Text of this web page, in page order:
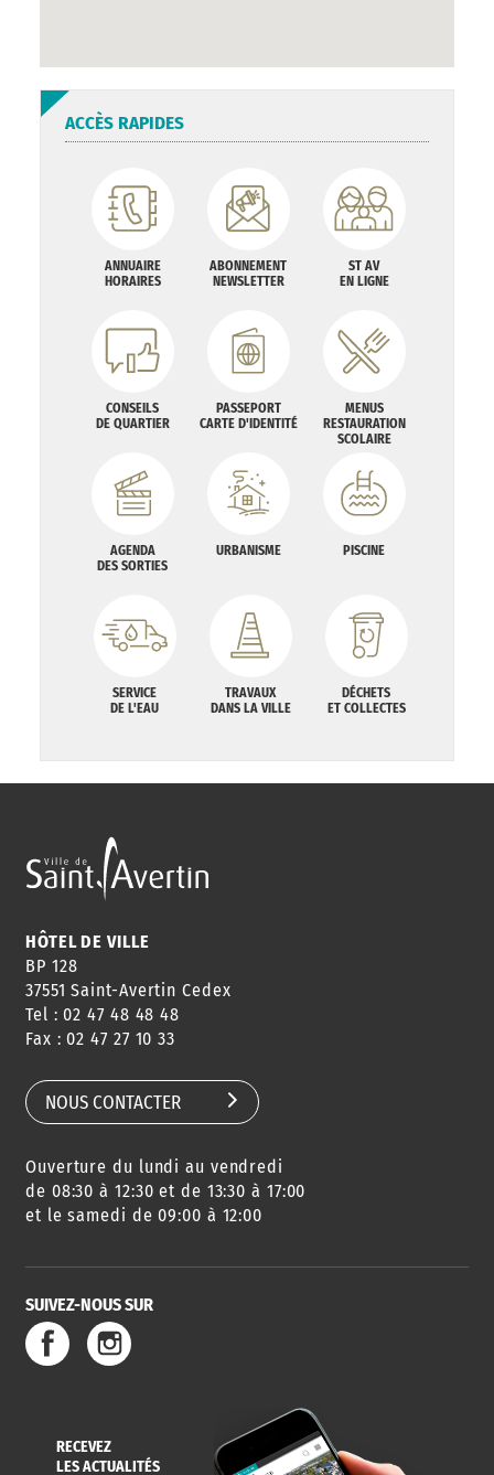
ACCÈS RAPIDES
ANNUAIRE
HORAIRES
ABONNEMENT
NEWSLETTER
ST AV
EN LIGNE
CONSEILS
DE QUARTIER
PASSEPORT
CARTE D'IDENTITÉ
MENUS
RESTAURATION
SCOLAIRE
AGENDA
DES SORTIES
URBANISME PISCINE
SERVICE
DE L'EAU
TRAVAUX
DANS LA VILLE
DÉCHETS
ET COLLECTES
HÔTEL DE VILLE
BP 128
37551 Saint-Avertin Cedex
Tel : 02 47 48 48 48
Fax : 02 47 27 10 33
NOUS CONTACTER
Ouverture du lundi au vendredi
de 08:30 à 12:30 et de 13:30 à 17:00
et le samedi de 09:00 à 12:00
SUIVEZ-NOUS SUR
RECEVEZ
LES ACTUALITÉS